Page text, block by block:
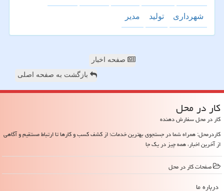
شهرداری تولید مدیر
صفحه اخبار
بازگشت به صفحه اصلی
كار در محل
کار در محل سفارش دهنده
کاردرمحل: همراه شما در جستجوی بهترین خدمات؛ از کشف کسب و کارها تا ارتباط مستقیم و آگاهی
از آخرین اخبار، همه چیز در یک جا
صفحات كار در محل
درباره ما